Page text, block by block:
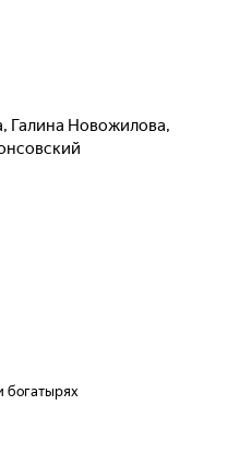
, Галина Новожилова,
богатырях